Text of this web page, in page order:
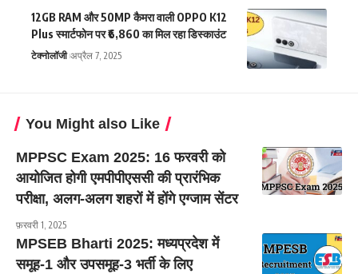
12GB RAM और 50MP कैमरा वाली OPPO K12
Plus स्मार्टफोन पर ₹6,860 का मिल रहा डिस्काउंट
टेक्नोलॉजी अप्रैल 7, 2025
You Might also Like
MPPSC Exam 2025: 16 फरवरी को
आयोजित होगी एमपीपीएससी की प्रारंभिक
परीक्षा, अलग-अलग शहरों में होंगे एग्जाम सेंटर
फ़रवरी 1, 2025
MPSEB Bharti 2025: मध्यप्रदेश में
समूह-1 और उपसमूह-3 भर्ती के लिए